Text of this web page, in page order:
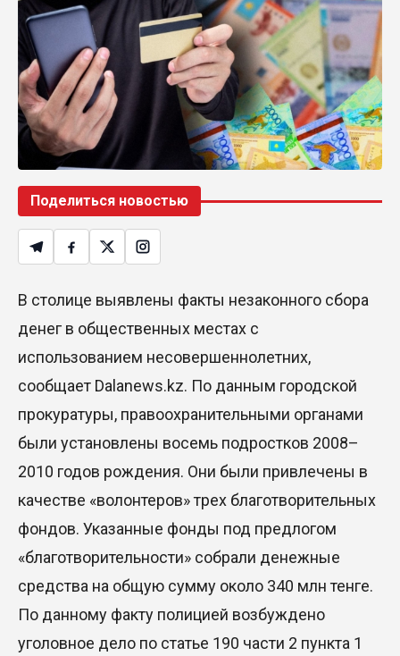
Поделиться новостью
В столице выявлены факты незаконного сбора
денег в общественных местах с
использованием несовершеннолетних,
сообщает Dalanews.kz. По данным городской
прокуратуры, правоохранительными органами
были установлены восемь подростков 2008–
2010 годов рождения. Они были привлечены в
качестве «волонтеров» трех благотворительных
фондов. Указанные фонды под предлогом
«благотворительности» собрали денежные
средства на общую сумму около 340 млн тенге.
По данному факту полицией возбуждено
уголовное дело по статье 190 части 2 пункта 1